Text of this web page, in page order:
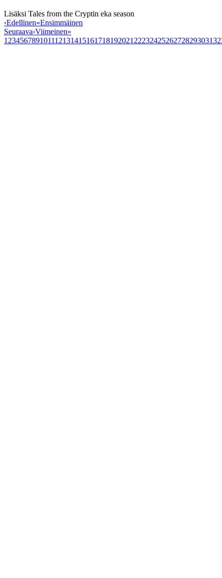
Lisäksi Tales from the Cryptin eka season
‹Edellinen«Ensimmäinen
Seuraava›Viimeinen»
1 23456789101112131415161718192021 2223242526272829303132